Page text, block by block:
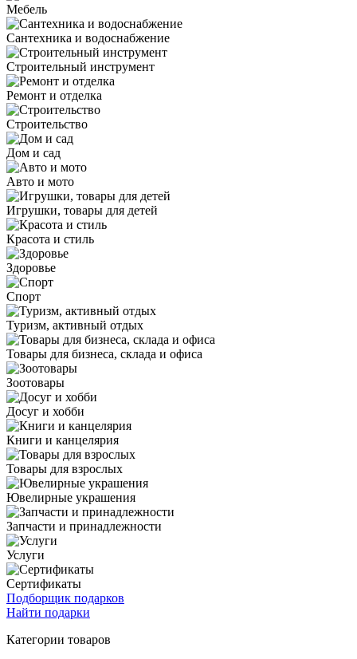
Мебель
Сантехника и водоснабжение
Строительный инструмент
Ремонт и отделка
Строительство
Дом и сад
Авто и мото
Игрушки, товары для детей
Красота и стиль
Здоровье
Спорт
Туризм, активный отдых
Товары для бизнеса, склада и офиса
Зоотовары
Досуг и хобби
Книги и канцелярия
Товары для взрослых
Ювелирные украшения
Запчасти и принадлежности
Услуги
Сертификаты
Подборщик подарков
Найти подарки
Категории товаров